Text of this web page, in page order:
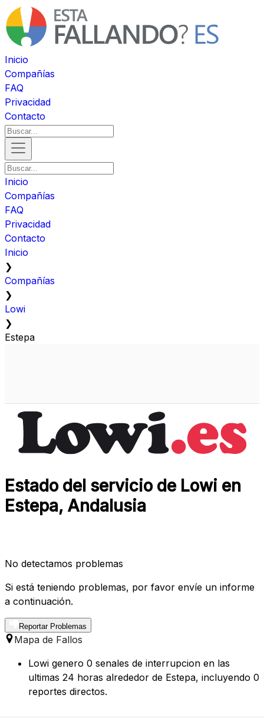
Inicio
Compañías
FAQ
Privacidad
Contacto
Inicio
Compañías
FAQ
Privacidad
Contacto
Inicio
❯
Compañías
❯
Lowi
❯
Estepa
Estado del servicio de Lowi en
Estepa, Andalusia
No detectamos problemas
Si está teniendo problemas, por favor envíe un informe
a continuación.
Reportar Problemas
Mapa de Fallos
Lowi genero 0 senales de interrupcion en las
ultimas 24 horas alrededor de Estepa, incluyendo 0
reportes directos.